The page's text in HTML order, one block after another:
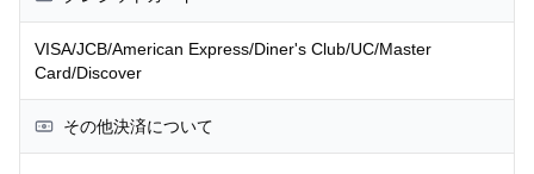
VISA/JCB/American Express/Diner's Club/UC/Master
Card/Discover
その他決済について